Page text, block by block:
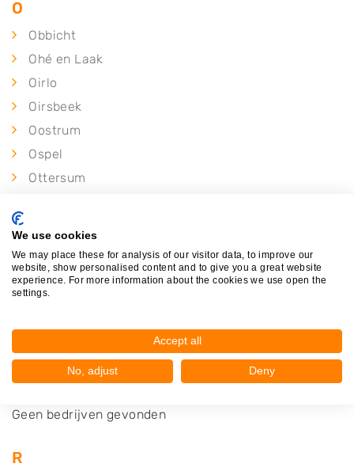
O
Obbicht
Ohé en Laak
Oirlo
Oirsbeek
Oostrum
Ospel
Ottersum
P
Panningen
Papenhoven
Plasmolen
Q
Geen bedrijven gevonden
R
We use cookies
We may place these for analysis of our visitor data, to improve our
website, show personalised content and to give you a great website
experience. For more information about the cookies we use open the
settings.
Accept all
No, adjust Deny